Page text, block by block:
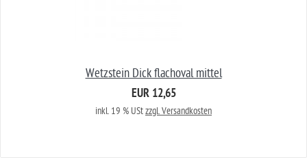
Wetzstein Dick flachoval mittel
EUR 12,65
inkl. 19 % UStzzgl. Versandkosten